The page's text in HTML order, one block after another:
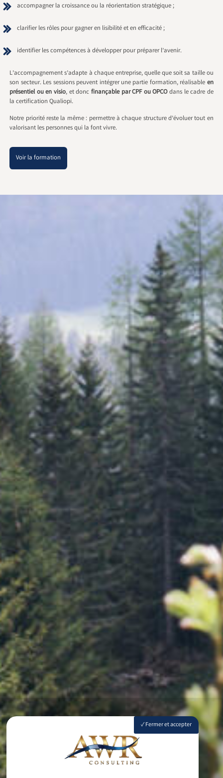
accompagner la croissance ou la réorientation stratégique ;
clarifier les rôles pour gagner en lisibilité et en efficacité ;
identifier les compétences à développer pour préparer l’avenir.
L’accompagnement s’adapte à chaque entreprise, quelle que soit sa taille ou
son secteur. Les sessions peuvent intégrer une partie formation, réalisable en
présentiel ou en visio, et donc finançable par CPF ou OPCOdans le cadre de
la certification Qualiopi.
Notre priorité reste la même : permettre à chaque structure d’évoluer tout en
valorisant les personnes qui la font vivre.
Voir la formation
Fermer et accepter